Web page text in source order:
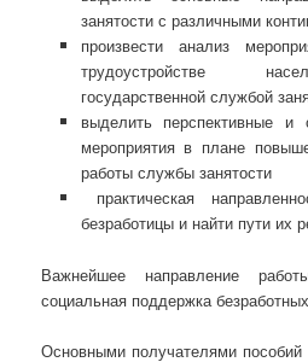
занятости с различными
произвести анализ
трудоустройстве
государственной службой
выделить перспективные и
мероприятия в плане
работы службы занятости
практическая
безработицы и найти пути их
Важнейшее направление
социальная поддержка
Основными получателями пособий